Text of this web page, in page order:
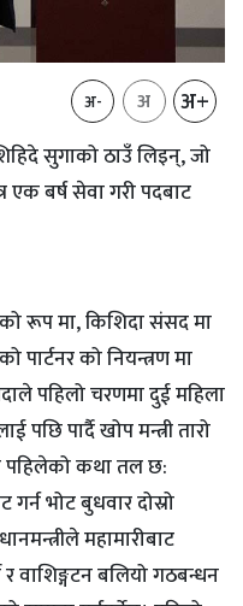
अ- अ अ+
सुगाको ठाउँ लिइन्, जो
एक बर्ष सेवा गरी पदबाट
को रूप मा, किशिदा संसद मा
पार्टनर को नियन्त्रण मा
पहिलो चरणमा दुई महिला
पछि पार्दै खोप मन्त्री तारो
पहिलेको कथा तल छ:
गर्न भोट बुधवार दोस्रो
महामारीबाट
र वाशिङ्गटन बलियो गठबन्धन